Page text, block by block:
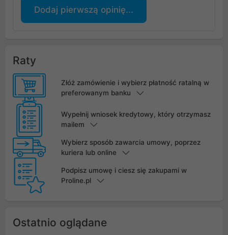
Dodaj pierwszą opinię...
Raty
Złóż zamówienie i wybierz płatność ratalną w
preferowanym banku
Wypełnij wniosek kredytowy, który otrzymasz
mailem
Wybierz sposób zawarcia umowy, poprzez
kuriera lub online
Podpisz umowę i ciesz się zakupami w
Proline.pl
Ostatnio oglądane